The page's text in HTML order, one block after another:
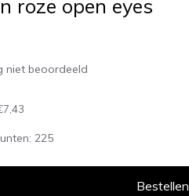
roze open eyes
niet beoordeeld
225
Bestellen